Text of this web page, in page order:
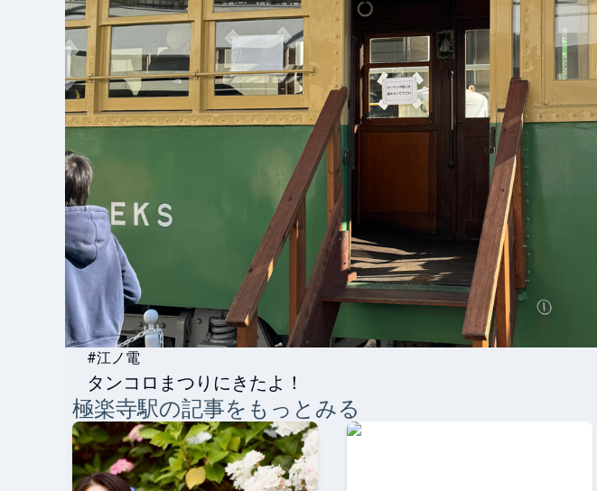
#江ノ電
タンコロまつりにきたよ！
極楽寺駅の記事をもっとみる